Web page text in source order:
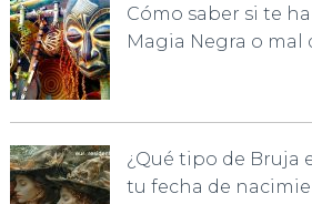
Cómo saber si te
Magia Negra o mal
¿Qué tipo de Bruja
tu fecha de